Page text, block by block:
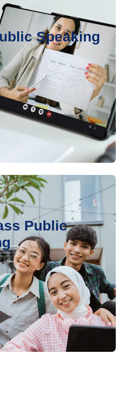
Speaking
Public